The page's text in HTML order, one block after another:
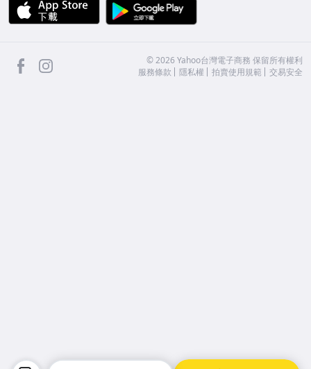
APP Store
facebook ©2026 Yahoo台灣電子商務 保留所有權利
服務條款
隱私權 拍賣使用規範 交易安全